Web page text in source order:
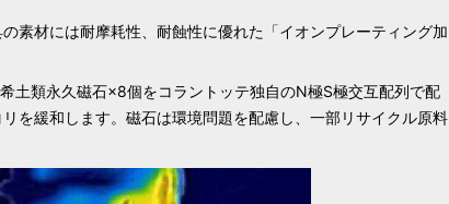
素材には耐摩耗性、耐蝕性に優れた「イオンプレーティング加
土類永久磁石×8個をコラントッテ独自のN極S極交互配列で配
を緩和します。磁石は環境問題を配慮し、一部リサイクル原料